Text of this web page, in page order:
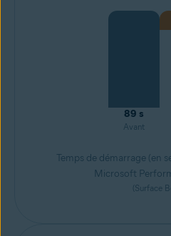
89 s
Avant
Temps de démarrage (en
Microsoft
(Surface